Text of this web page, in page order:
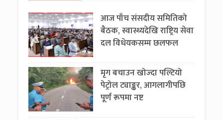
आज पाँच संसदीय समितिको
बैठक, स्वास्थ्यदेखि राष्ट्रिय सेवा
दल विधेयकसम्म छलफल
मृग बचाउन खोज्दा पल्टियो
पेट्रोल ट्याङ्कर, आगलागीपछि
पूर्ण रूपमा नष्ट